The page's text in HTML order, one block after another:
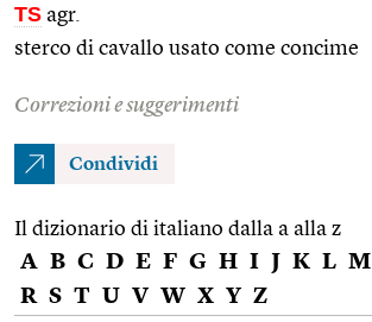
TS agr.
sterco di cavallo usato come concime
Correzioni e suggerimenti
Condividi
Il dizionario di italiano dalla a alla z
A B C D E F G H I J K L M
R S T U V W X Y Z